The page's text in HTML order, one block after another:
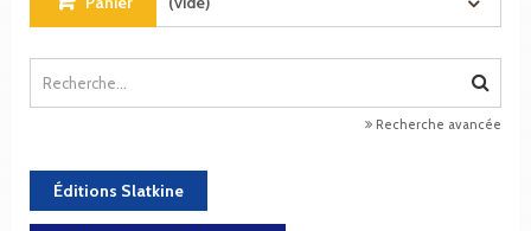
Recherche avancée
Éditions Slatkine